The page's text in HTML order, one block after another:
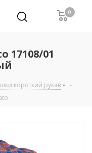
0
17108/01
короткий рукав
-